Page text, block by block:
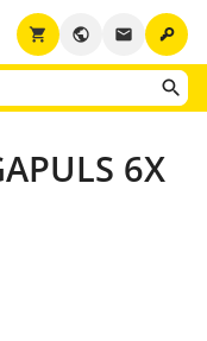
key
email
public
shopping_cart
6X